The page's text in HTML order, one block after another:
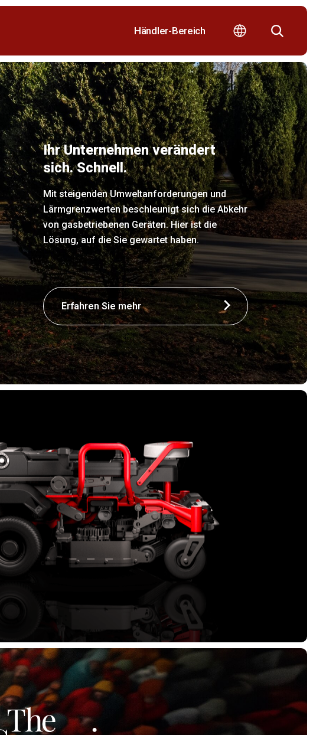
Händler-Bereich
Ihr Unternehmen verändert
sich. Schnell.
Mit steigenden Umweltanforderungen und
Lärmgrenzwerten beschleunigt sich die Abkehr
von gasbetriebenen Geräten. Hier ist die
Lösung, auf die Sie gewartet haben.
Erfahren Sie mehr